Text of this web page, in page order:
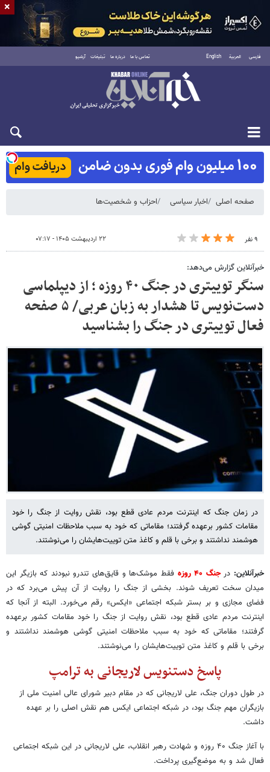
فارسی العربية English تماس با ما درباره ما تبلیغات آرشیو
شنبه ۱۷ مرداد ۱۴۰۵
صفحه اصلی اخبار سیاسی احزاب و شخصیت‌ها
۹ نفر ۲۲ اردیبهشت ۱۴۰۵ - ۰۷:۱۷
خبرآنلاین گزارش می‌دهد:
سنگر توییتری در جنگ ۴۰ روزه ؛ از دیپلماسی
دست‌نویس تا هشدار به زبان عربی/ ۵ صفحه
فعال توییتری در جنگ را بشناسید
در زمان جنگ که اینترنت مردم عادی قطع بود، نقش روایت از جنگ را خود
مقامات کشور برعهده گرفتند؛ مقاماتی که خود به سبب ملاحظات امنیتی گوشی
هوشمند نداشتند و برخی با قلم و کاغذ متن توییت‌هایشان را می‌نوشتند.
خبرآنلاین: درجنگ ۴۰ روزه
فقط موشک‌ها و قایق‌های تندرو نبودند که بازیگر این
میدان سخت تعریف شوند. بخشی از جنگ را روایت از آن پیش می‌برد که در
فضای مجازی و بر بستر شبکه اجتماعی «ایکس» رقم می‌خورد. البته از آنجا که
اینترنت مردم عادی قطع بود، نقش روایت از جنگ را خود مقامات کشور برعهده
گرفتند؛ مقاماتی که خود به سبب ملاحظات امنیتی گوشی هوشمند نداشتند و
برخی با قلم و کاغذ متن توییت‌هایشان را می‌نوشتند.
پاسخ دستنویس لاریجانی به ترامپ
در طول دوران جنگ، علی لاریجانی که در مقام دبیر شورای عالی امنیت ملی از
بازیگران مهم جنگ بود، در شبکه اجتماعی ایکس هم نقش اصلی را بر عهده
داشت.
با آغاز جنگ ۴۰ روزه و شهادت رهبر انقلاب، علی لاریجانی در این شبکه اجتماعی
فعال شد و به موضع‌گیری پرداخت.
×